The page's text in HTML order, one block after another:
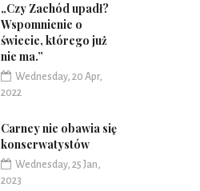
„Czy Zachód upadł?
Wspomnienie o
świecie, którego już
nie ma.”
Wednesday, 20 Apr,
2022
Carney nie obawia się
konserwatystów
Wednesday, 25 Jan,
2023